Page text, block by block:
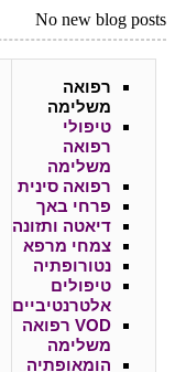
No new blog posts
רפואה
משלימה
טיפולי
רפואה
משלימה
רפואה סינית
פרחי באך
דיאטה ותזונה
צמחי מרפא
נטורופתיה
טיפולים
אלטרנטיביים
VOD רפואה
משלימה
הומאופתיה